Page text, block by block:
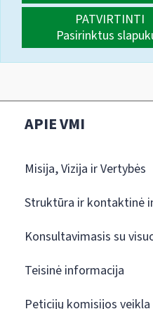
PATVIRTINTI
Pasirinktus
APIE VMI
Misija, Vizija ir Vertybės
Struktūra ir kontaktinė
Konsultavimasis su
Teisinė informacija
Peticijų komisijos veikla